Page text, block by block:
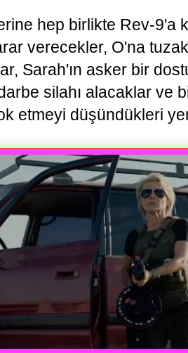
hep birlikte Rev-9'a
verecekler, O'na
Sarah'ın asker bir
silahı alacaklar ve
etmeyi düşündükleri